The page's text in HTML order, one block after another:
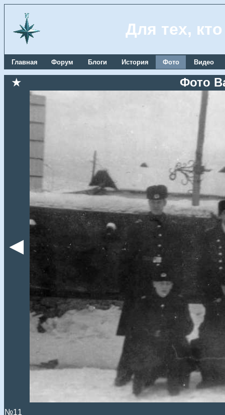
Для тех,
Главная Форум Блоги История Фото Видео
★ Фото
◄
№11